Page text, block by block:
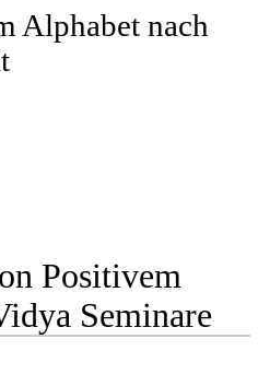
Alphabet nach
Positivem
Seminare